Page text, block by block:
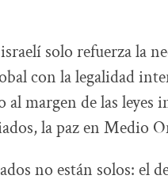
solo refuerza la
con la legalidad
al margen de las leyes
la paz en Medio
no están solos: el